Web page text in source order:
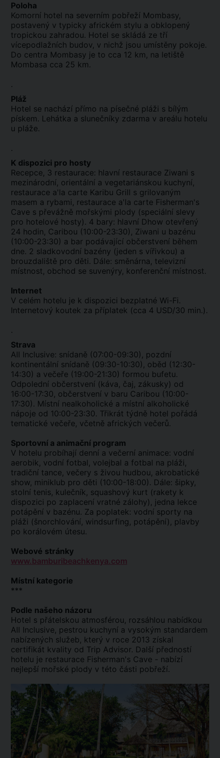
Poloha
Komorní hotel na severním pobřeží Mombasy,
postavený v typicky africkém stylu a obklopený
tropickou zahradou. Hotel se skládá ze tří
vícepodlažních budov, v nichž jsou umístěny pokoje.
Do centra Mombasy je to cca 12 km, na letiště
Mombasa cca 25 km.
.
Pláž
Hotel se nachází přímo na písečné pláži s bílým
pískem. Lehátka a slunečníky zdarma v areálu hotelu
u pláže.
.
K dispozici pro hosty
Recepce, 3 restaurace: hlavní restaurace Ziwani s
mezinárodní, orientální a vegetariánskou kuchyní,
restaurace a'la carte Karibu Grill s grilovaným
masem a rybami, restaurace a'la carte Fisherman's
Cave s převážně mořskými plody (speciální slevy
pro hotelové hosty). 4 bary: hlavní Dhow otevřený
24 hodin, Caribou (10:00-23:30), Ziwani u bazénu
(10:00-23:30) a bar podávající občerstvení během
dne. 2 sladkovodní bazény (jeden s vířivkou) a
brouzdaliště pro děti. Dále: směnárna, televizní
místnost, obchod se suvenýry, konferenční místnost.
Internet
V celém hotelu je k dispozici bezplatné Wi-Fi.
Internetový koutek za příplatek (cca 4 USD/30 min.).
.
Strava
All Inclusive: snídaně (07:00-09:30), pozdní
kontinentální snídaně (09:30-10:30), oběd (12:30-
14:30) a večeře (19:00-21:30) formou bufetu.
Odpolední občerstvení (káva, čaj, zákusky) od
16:00-17:30, občerstvení v baru Caribou (10:00-
17:30). Místní nealkoholické a místní alkoholické
nápoje od 10:00-23:30. Třikrát týdně hotel pořádá
tematické večeře, včetně afrických večerů.
Sportovní a animační program
V hotelu probíhají denní a večerní animace: vodní
aerobik, vodní fotbal, volejbal a fotbal na pláži,
tradiční tance, večery s živou hudbou, akrobatické
show, miniklub pro děti (10:00-18:00). Dále: šipky,
stolní tenis, kulečník, squashový kurt (rakety k
dispozici po zaplacení vratné zálohy), jedna lekce
potápění v bazénu. Za poplatek: vodní sporty na
pláži (šnorchlování, windsurfing, potápění), plavby
po korálovém útesu.
Webové stránky
www.bamburibeachkenya.com
Místní kategorie
***
Podle našeho názoru
Hotel s přátelskou atmosférou, rozsáhlou nabídkou
All Inclusive, pestrou kuchyní a vysokým standardem
nabízených služeb, který v roce 2013 získal
certifikát kvality od Trip Advisor. Další předností
hotelu je restaurace Fisherman's Cave - nabízí
nejlepší mořské plody v této části pobřeží.